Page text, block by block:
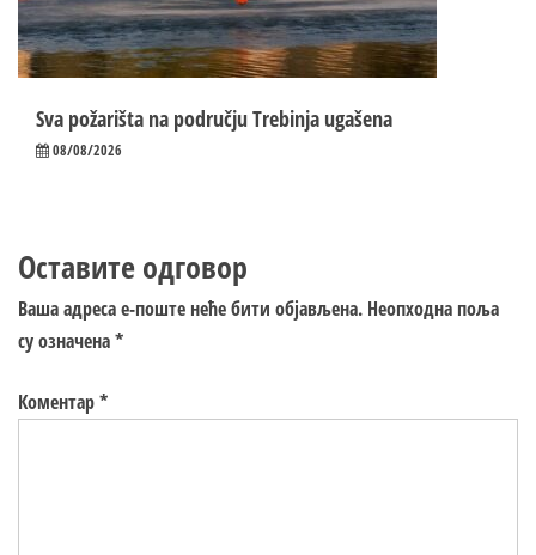
Sva požarišta na području Trebinja ugašena
08/08/2026
Оставите одговор
Ваша адреса е-поште неће бити објављена. Неопходна поља
су означена*
Коментар*